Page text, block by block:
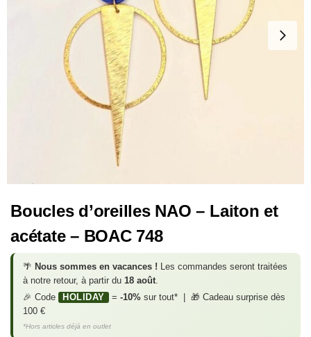
Boucles d’oreilles NAO – Laiton et
acétate – BOAC 748
🌴 Nous sommes en vacances ! Les commandes seront traitées
à notre retour, à partir du 18 août
🎉 Code
HOLIDAY = -10%sur tout* | 🎁 Cadeau surprise dès
100 €
*Hors articles déjà en outlet